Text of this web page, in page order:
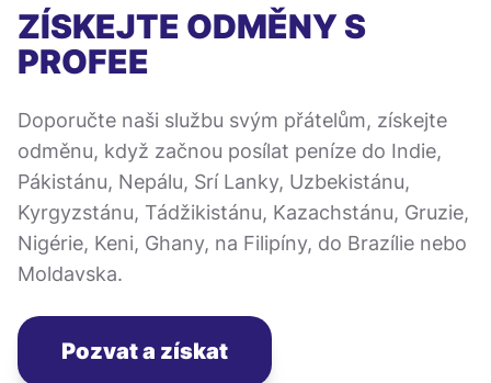
ZÍSKEJTE ODMĚNY S
PROFEE
Doporučte naši službu svým přátelům, získejte
odměnu, když začnou posílat peníze do Indie,
Pákistánu, Nepálu, Srí Lanky, Uzbekistánu,
Kyrgyzstánu, Tádžikistánu, Kazachstánu, Gruzie,
Nigérie, Keni, Ghany, na Filipíny, do Brazílie nebo
Moldavska.
Pozvat a získat